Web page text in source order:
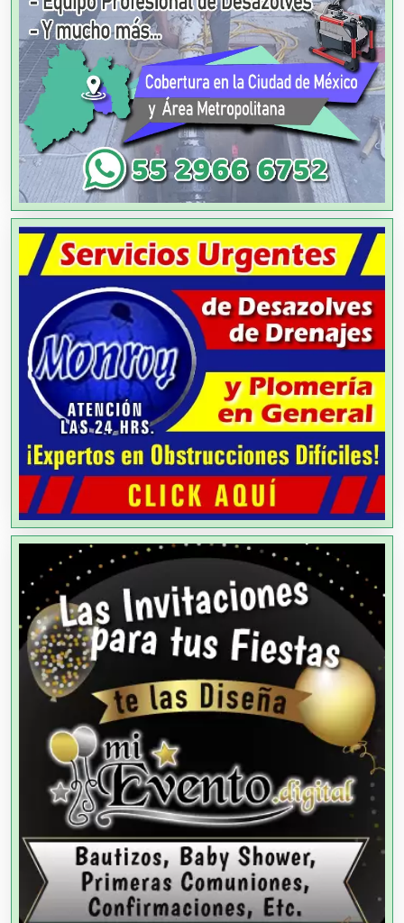
Alquiler de Autos
Alquiler de Equipos para Fiestas
Alquiler de Sillas y Mesas
Alquiler de Trajes de Etiqueta
Alta Costura
Aluminio
Ambulancias
Análisis Clínicos
Análisis de Aguas
Animadores de Eventos
Aparatos y Equipos Eléctricos
Arquitectos
Artes Gráficas
Artesanías